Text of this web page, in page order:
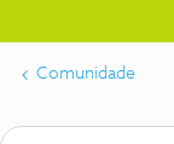
Comunidade